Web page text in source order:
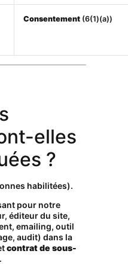
Consentement (6(1)(a))
elles
?
habilitées).
pour notre
éditeur du site,
emailing, outil
audit) dans la
contrat de sous-